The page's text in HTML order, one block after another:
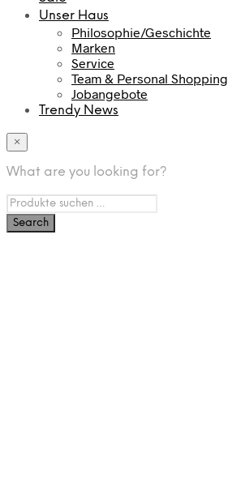
Unser Haus
Philosophie/Geschichte
Marken
Service
Team & Personal Shopping
Jobangebote
Trendy News
×
What are you looking for?